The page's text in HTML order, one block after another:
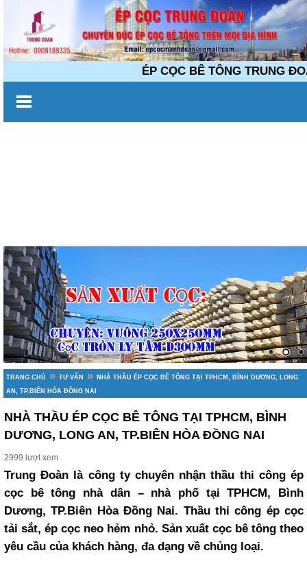
ÉP CỌC BÊ TÔNG TRUNG
TRANG CHỦ » TƯ VẤN » NHÀ THẦU ÉP CỌC BÊ TÔNG TẠI TPHCM, BÌNH DƯƠNG, LONG
AN, TP.BIÊN HÒA ĐỒNG NAI
NHÀ THẦU ÉP CỌC BÊ TÔNG TẠI TPHCM, BÌNH
DƯƠNG, LONG AN, TP.BIÊN HÒA ĐỒNG NAI
2999 lượt xem
Trung Đoàn là công ty chuyên nhận thầu thi công ép
cọc bê tông nhà dân – nhà phố tại TPHCM, Bình
Dương, TP.Biên Hòa Đồng Nai. Thầu thi công ép cọc
tải sắt, ép cọc neo hẻm nhỏ. Sản xuất cọc bê tông theo
yêu cầu của khách hàng, đa dạng về chủng loại.